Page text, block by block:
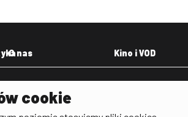
O nas Kino i VOD
cookie